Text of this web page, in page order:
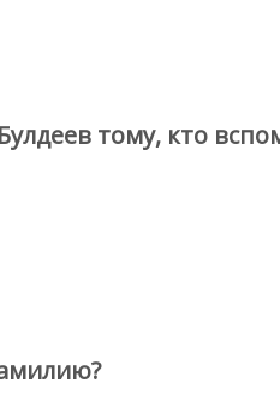
тому, кто